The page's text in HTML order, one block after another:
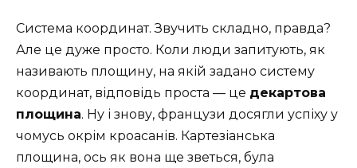
Система координат. Звучить складно, правда?
Але це дуже просто. Коли люди запитують, як
називають площину, на якій задано систему
координат, відповідь проста — це декартова
площина. Ну і знову, французи досягли успіху у
чомусь окрім кроасанів. Картезіанська
площина, ось як вона ще зветься, була